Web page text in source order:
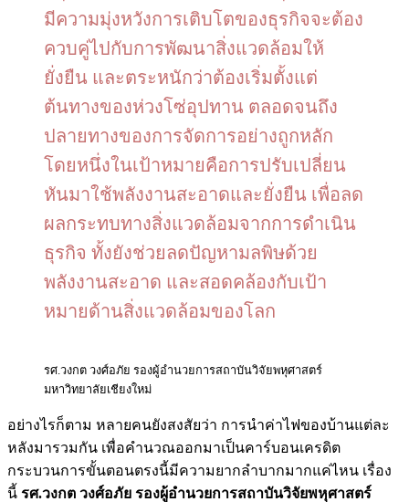
มีความมุ่งหวังการเติบโตของธุรกิจจะต้อง
ควบคู่ไปกับการพัฒนาสิ่งแวดล้อมให้
ยั่งยืน และตระหนักว่าต้องเริ่มตั้งแต่
ต้นทางของห่วงโซ่อุปทาน ตลอดจนถึง
ปลายทางของการจัดการอย่างถูกหลัก
โดยหนึ่งในเป้าหมายคือการปรับเปลี่ยน
หันมาใช้พลังงานสะอาดและยั่งยืน เพื่อลด
ผลกระทบทางสิ่งแวดล้อมจากการดำเนิน
ธุรกิจ ทั้งยังช่วยลดปัญหามลพิษด้วย
พลังงานสะอาด และสอดคล้องกับเป้า
หมายด้านสิ่งแวดล้อมของโลก
รศ.วงกต วงศ์อภัย รองผู้อำนวยการสถาบันวิจัยพหุศาสตร์
มหาวิทยาลัยเชียงใหม่
อย่างไรก็ตาม หลายคนยังสงสัยว่า การนำค่าไฟของบ้านแต่ละ
หลังมารวมกัน เพื่อคำนวณออกมาเป็นคาร์บอนเครดิต
กระบวนการขั้นตอนตรงนี้มีความยากลำบากมากแค่ไหน เรื่อง
นี้ รศ.วงกต วงศ์อภัย รองผู้อำนวยการสถาบันวิจัยพหุศาสตร์